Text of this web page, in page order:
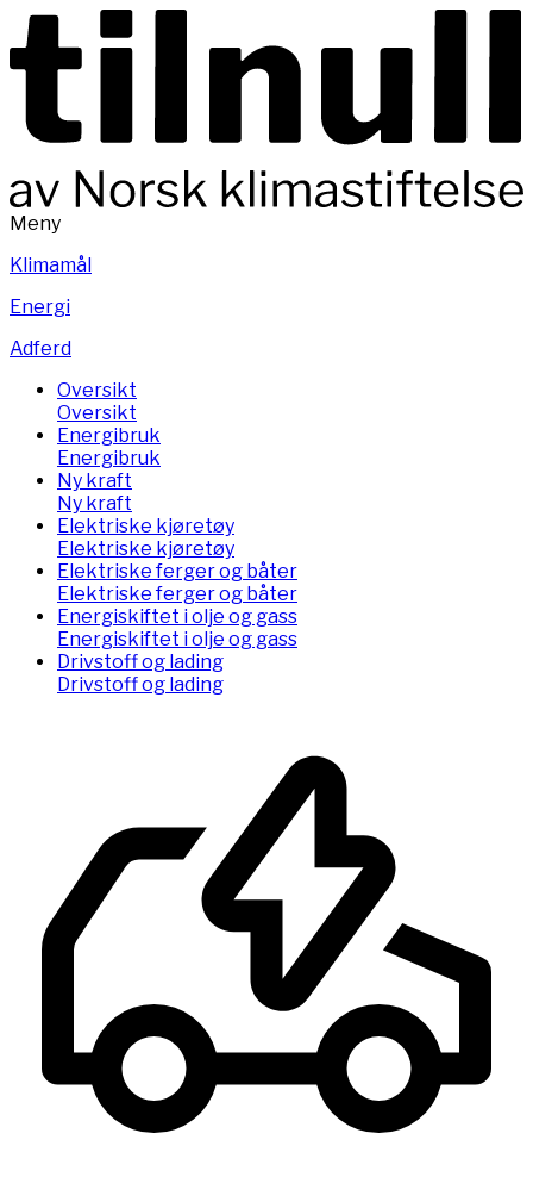
Meny
Klimamål
Energi
Adferd
Oversikt
Oversikt
Energibruk
Energibruk
Ny kraft
Ny kraft
Elektriske kjøretøy
Elektriske kjøretøy
Elektriske ferger og båter
Elektriske ferger og båter
Energiskiftet i olje og gass
Energiskiftet i olje og gass
Drivstoff og lading
Drivstoff og lading